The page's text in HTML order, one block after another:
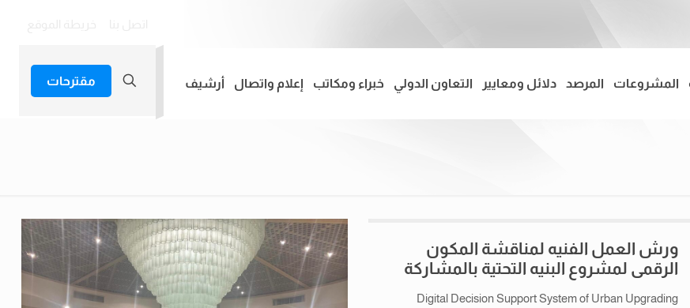
المشروعات المرصد دلائل ومعايير التعاون الدولي خبراء ومكاتب إعلام واتصال أرشيف مقترحات
ورش العمل الفنيه لمناقشة المكون
الرقمى لمشروع البنيه التحتية بالمشاركة
Digital Decision Support System of Urban Upgrading